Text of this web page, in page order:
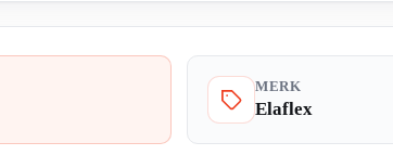
MERK
Elaflex